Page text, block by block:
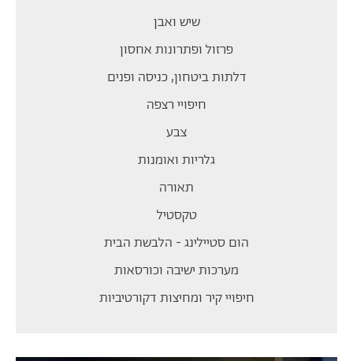
שיש ואבן
פרזול ופתרונות אחסון
דלתות ביטחון, כניסה ופנים
חיפויי רצפה
צבע
גלריות ואומנות
תאורה
טקסטיל
הום סטיילינג - הלבשת הבית
מערכות ישיבה וכורסאות
חיפויי קיר ומחיצות דקורטיביות